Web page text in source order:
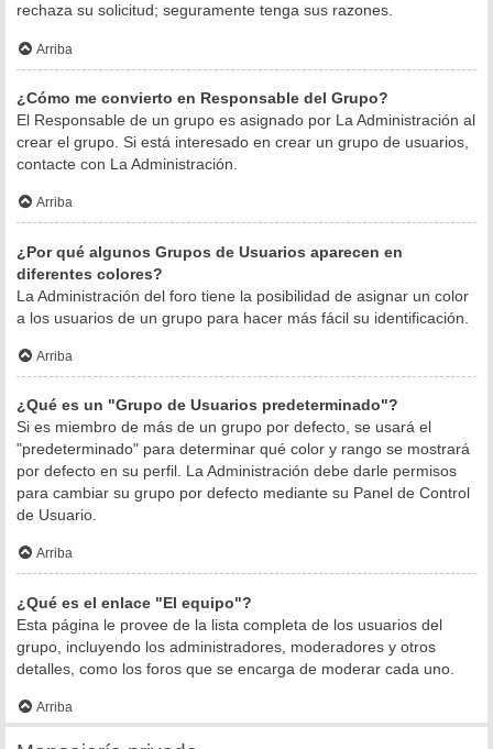
rechaza su solicitud; seguramente tenga sus razones.
Arriba
¿Cómo me convierto en Responsable del Grupo?
El Responsable de un grupo es asignado por La Administración al
crear el grupo. Si está interesado en crear un grupo de usuarios,
contacte con La Administración.
Arriba
¿Por qué algunos Grupos de Usuarios aparecen en
diferentes colores?
La Administración del foro tiene la posibilidad de asignar un color
a los usuarios de un grupo para hacer más fácil su identificación.
Arriba
¿Qué es un "Grupo de Usuarios predeterminado"?
Si es miembro de más de un grupo por defecto, se usará el
"predeterminado" para determinar qué color y rango se mostrará
por defecto en su perfil. La Administración debe darle permisos
para cambiar su grupo por defecto mediante su Panel de Control
de Usuario.
Arriba
¿Qué es el enlace "El equipo"?
Esta página le provee de la lista completa de los usuarios del
grupo, incluyendo los administradores, moderadores y otros
detalles, como los foros que se encarga de moderar cada uno.
Arriba